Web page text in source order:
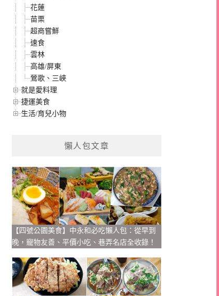
花蓮
苗栗
超商嘗鮮
速食
雲林
高雄/屏東
鶯歌、三峽
就是愛料理
捷運美食
生活/育兒小物
懶人包文章
【四號公園美食】中永和必吃懶人包：從早到
晚，寵物友善、平價小吃、巷弄名店全收錄！